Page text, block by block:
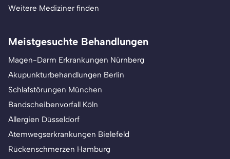
Weitere Mediziner finden
Meistgesuchte Behandlungen
Magen-Darm Erkrankungen Nürnberg
Akupunkturbehandlungen Berlin
Schlafstörungen München
Bandscheibenvorfall Köln
Allergien Düsseldorf
Atemwegserkrankungen Bielefeld
Rückenschmerzen Hamburg